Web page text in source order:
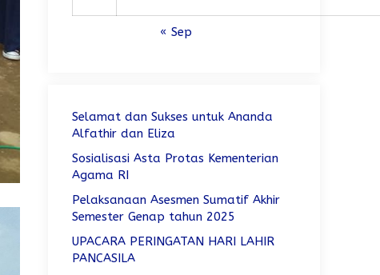
« Sep
Selamat dan Sukses untuk Ananda
Alfathir dan Eliza
Sosialisasi Asta Protas Kementerian
Agama RI
Pelaksanaan Asesmen Sumatif Akhir
Semester Genap tahun 2025
UPACARA PERINGATAN HARI LAHIR
PANCASILA